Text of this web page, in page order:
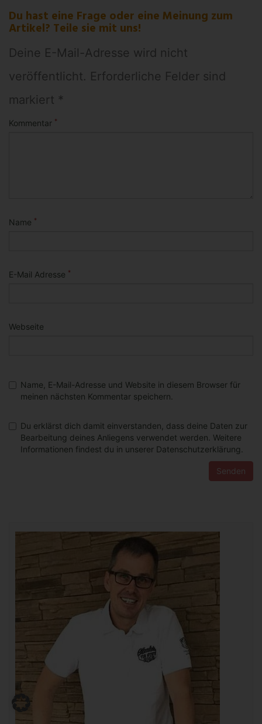
Du hast eine Frage oder eine Meinung zum
Artikel? Teile sie mit uns!
Deine E-Mail-Adresse wird nicht
veröffentlicht. Erforderliche Felder sind
markiert *
Kommentar *
Name *
E-Mail Adresse *
Webseite
Name, E-Mail-Adresse und Website in diesem Browser für
meinen nächsten Kommentar speichern.
Du erklärst dich damit einverstanden, dass deine Daten zur
Bearbeitung deines Anliegens verwendet werden. Weitere
Informationen findest du in unserer Datenschutzerklärung.